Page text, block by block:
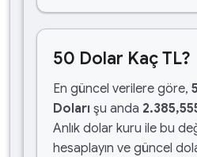
50 Dolar Kaç TL?
En güncel verilere göre,
Doları şu anda
Anlık dolar kuru ile bu
hesaplayın ve güncel